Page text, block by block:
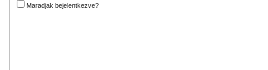
Maradjak bejelentkezve?